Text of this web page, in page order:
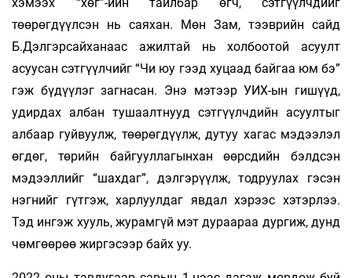
хэмээх “хөг”-ийн тайлбар өгч, сэтгүүлчдийг
төөрөгдүүлсэн нь саяхан. Мөн Зам, тээврийн сайд
Б.Дэлгэрсайханаас ажилтай нь холбоотой асуулт
асуусан сэтгүүлчийг “Чи юу гээд хуцаад байгаа юм бэ”
гэж бүдүүлэг загнасан. Энэ мэтээр УИХ-ын ги­­­­шүүд,
удирдах албан тушаалтнууд сэтгүүлчдийн асуултыг
албаар гуйвуулж, төөрөгдүүлж, дутуу хагас мэдээлэл
өгдөг, төрийн байгууллагынхан өөрсдийн бэлдсэн
мэдээллийг “шахдаг”, дэлгэ­­рүүлж, тодруулах гэсэн
нэгнийг гүтгэж, хар­луулдаг явдал хэрээс хэтэрлээ.
Тэд ингэж хууль, журамгүй мэт дураараа дургиж, дунд
чөмгөөрөө жиргэсээр байх уу.